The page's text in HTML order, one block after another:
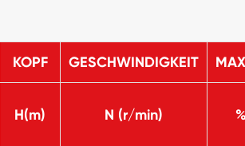
KOPF GESCHWINDIGKEIT
H(m) N (r/min) %